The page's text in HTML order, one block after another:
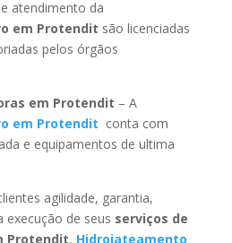
atendimento da
em Protendit são licenciadas
pelos órgãos
em Protendit – A
em Protendit conta com
e equipamentos de ultima
agilidade, garantia,
execução de seus serviços de
Protendit, Hidrojateamento